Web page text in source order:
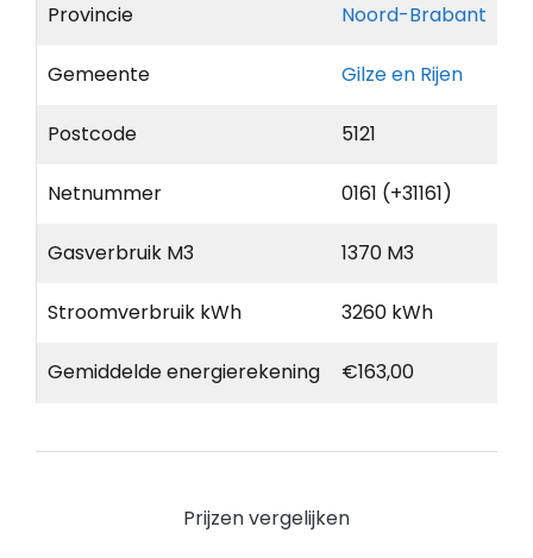
Provincie Noord-Brabant
Gemeente Gilze en Rijen
Postcode 5121
Netnummer 0161 (+31161)
Gasverbruik M3 1370 M3
Stroomverbruik kWh 3260 kWh
Gemiddelde energierekening €163,00
Prijzen vergelijken